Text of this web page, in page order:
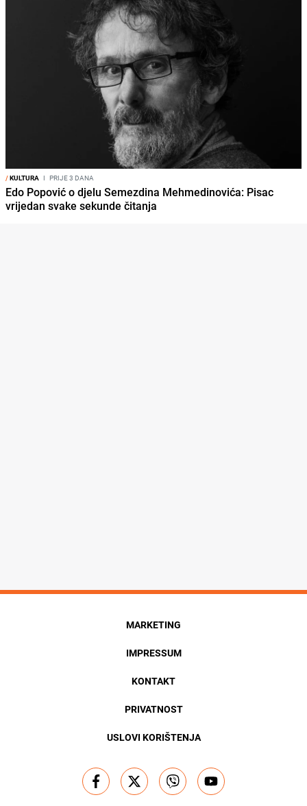
/KULTURA I PRIJE 3 DANA
Edo Popović o djelu Semezdina Mehmedinovića: Pisac
vrijedan svake sekunde čitanja
MARKETING
IMPRESSUM
KONTAKT
PRIVATNOST
USLOVI KORIŠTENJA